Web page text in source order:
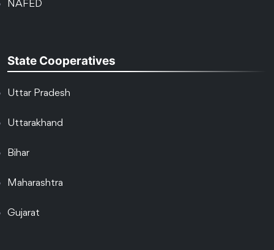
NAFED
State Cooperatives
Uttar Pradesh
Uttarakhand
Bihar
Maharashtra
Gujarat